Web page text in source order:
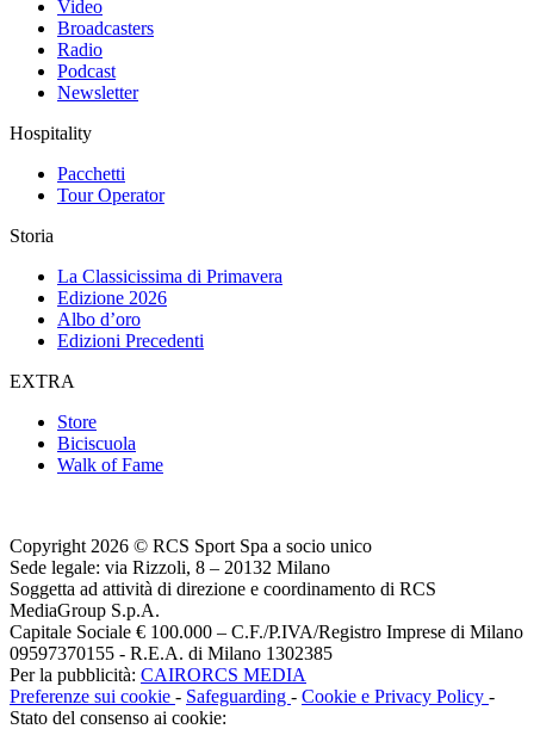
Video
Broadcasters
Radio
Podcast
Newsletter
Hospitality
Pacchetti
Tour Operator
Storia
La Classicissima di Primavera
Edizione 2026
Albo d’oro
Edizioni Precedenti
EXTRA
Store
Biciscuola
Walk of Fame
Copyright 2026 © RCS Sport Spa a socio unico
Sede legale: via Rizzoli, 8 – 20132 Milano
Soggetta ad attività di direzione e coordinamento di RCS
MediaGroup S.p.A.
Capitale Sociale € 100.000 – C.F./P.IVA/Registro Imprese di Milano
09597370155 - R.E.A. di Milano 1302385
Per la pubblicità: CAIRORCS MEDIA
Preferenze sui cookie - Safeguarding - Cookie e Privacy Policy -
Stato del consenso ai cookie: